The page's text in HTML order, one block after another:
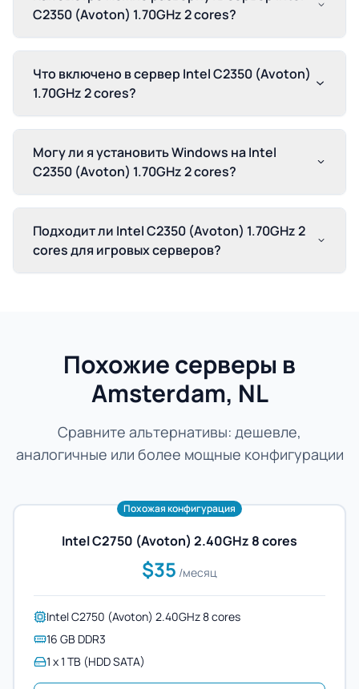
C2350 (Avoton) 1.70GHz 2 cores?
Что включено в сервер Intel C2350 (Avoton)
1.70GHz 2 cores?
Могу ли я установить Windows на Intel
C2350 (Avoton) 1.70GHz 2 cores?
Подходит ли Intel C2350 (Avoton) 1.70GHz 2
cores для игровых серверов?
Похожие серверы в
Amsterdam, NL
Сравните альтернативы: дешевле,
аналогичные или более мощные конфигурации
Похожая конфигурация
Intel C2750 (Avoton) 2.40GHz 8 cores
$35 /месяц
Intel C2750 (Avoton) 2.40GHz 8 cores
16 GB DDR3
1 x 1 TB (HDD SATA)